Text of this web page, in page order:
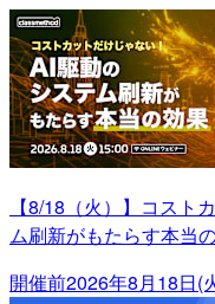
【8/18（火）】コスト
ム刷新がもたらす本当
開催前2026年8月18日(